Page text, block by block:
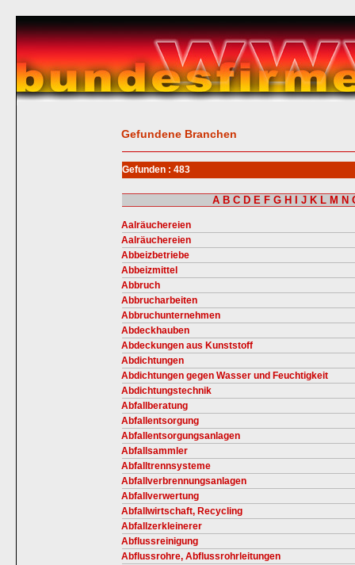
Gefundene Branchen
Gefunden : 483
A B C D E F G H J K L M N
Aalräuchereien
Aalräuchereien
Abbeizbetriebe
Abbeizmittel
Abbruch
Abbrucharbeiten
Abbruchunternehmen
Abdeckhauben
Abdeckungen aus Kunststoff
Abdichtungen
Abdichtungen gegen Wasser und Feuchtigkeit
Abdichtungstechnik
Abfallberatung
Abfallentsorgung
Abfallentsorgungsanlagen
Abfallsammler
Abfalltrennsysteme
Abfallverbrennungsanlagen
Abfallverwertung
Abfallwirtschaft, Recycling
Abfallzerkleinerer
Abflussreinigung
Abflussrohre, Abflussrohrleitungen